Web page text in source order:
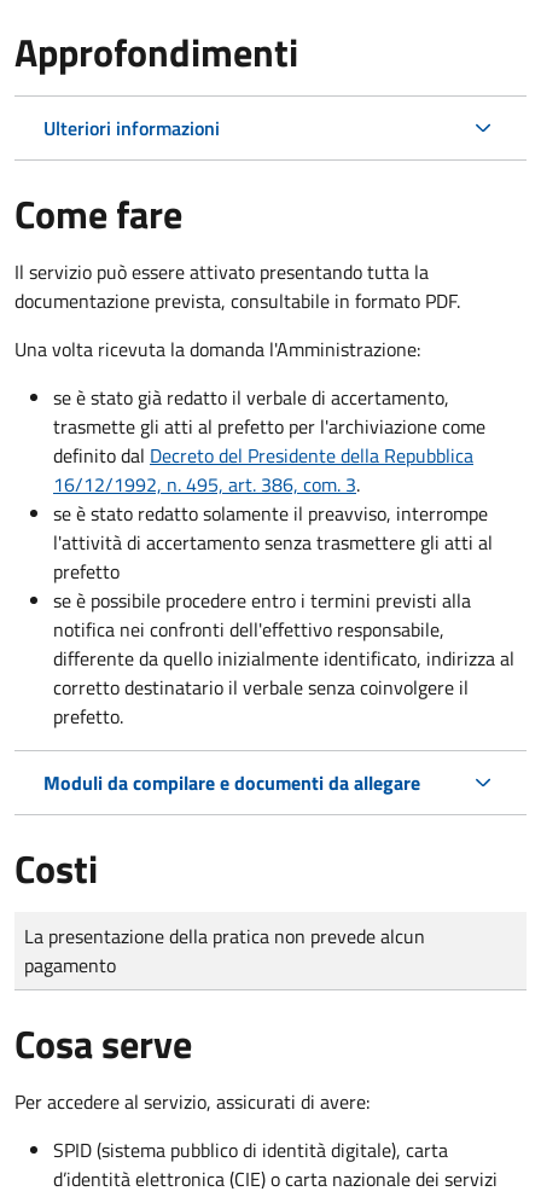
Approfondimenti
Ulteriori informazioni
Come fare
Il servizio può essere attivato presentando tutta la
documentazione prevista, consultabile in formato PDF.
Una volta ricevuta la domanda l'Amministrazione:
se è stato già redatto il verbale di accertamento,
trasmette gli atti al prefetto per l'archiviazione come
definito dal Decreto del Presidente della Repubblica
16/12/1992, n. 495, art. 386, com. 3.
se è stato redatto solamente il preavviso, interrompe
l'attività di accertamento senza trasmettere gli atti al
prefetto
se è possibile procedere entro i termini previsti alla
notifica nei confronti dell'effettivo responsabile,
differente da quello inizialmente identificato, indirizza al
corretto destinatario il verbale senza coinvolgere il
prefetto.
Moduli da compilare e documenti da allegare
Costi
Tipo di pagamento
Importo
La presentazione della pratica non prevede alcun
pagamento
Cosa serve
Per accedere al servizio, assicurati di avere:
SPID (sistema pubblico di identità digitale), carta
d’identità elettronica (CIE) o carta nazionale dei servizi